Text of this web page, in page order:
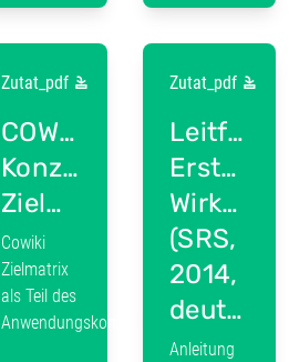
Zutat_pdf
COWIKI-
Konzept:
Zielmatrix
Cowiki
Zielmatrix
als Teil des
Anwendungskonzeptes
Zutat_pdf
Leitfaden
(SRS,
2014,
deutsch)
Anleitung